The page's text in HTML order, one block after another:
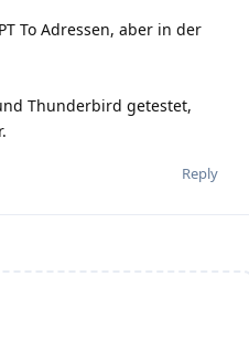
To Adressen, aber in der
Thunderbird getestet,
Reply